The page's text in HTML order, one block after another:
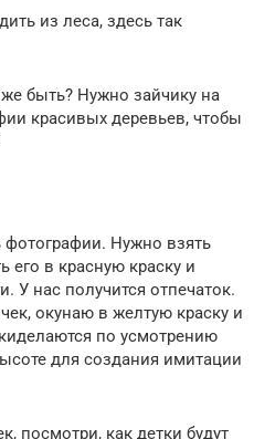
из леса, здесь так
же быть? Нужно зайчику на
красивых деревьев, чтобы
Нужно взять
его в красную краску и
У нас получится отпечаток.
окунаю в желтую краску и
по усмотрению
для создания имитации
посмотри, как детки будут